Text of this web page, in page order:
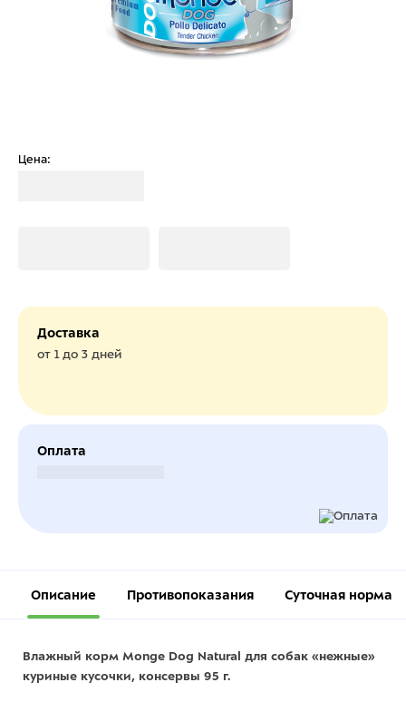
Цена:
Доставка
от 1 до 3 дней
Оплата
Описание Противопоказания Суточная норма
Влажный корм Monge Dog Natural для собак «нежные»
куриные кусочки, консервы 95 г.